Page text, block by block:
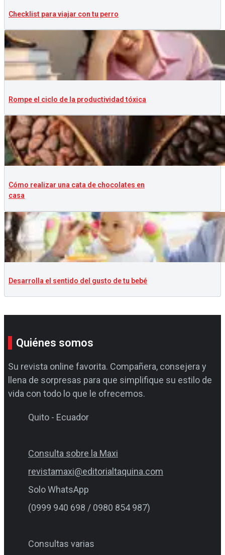
Checklist para viajar con tu perro
Rompe el ciclo de la productividad tóxica
Cómo realizar una cata de chocolates en
casa
Desarrolla el sentido del gusto de tu bebé
Quiénes somos
Su revista online favorita. Compañera, consejera y
llena de sorpresas para que simplifique su estilo de
vida con todo lo que le ofrecemos.
Quito - Ecuador
Consulta sobre la Maxi
revistamaxi@editorialtaquina.com
Solo WhatsApp
(0999 940 698 / 0980 854 987)
Consultas varias